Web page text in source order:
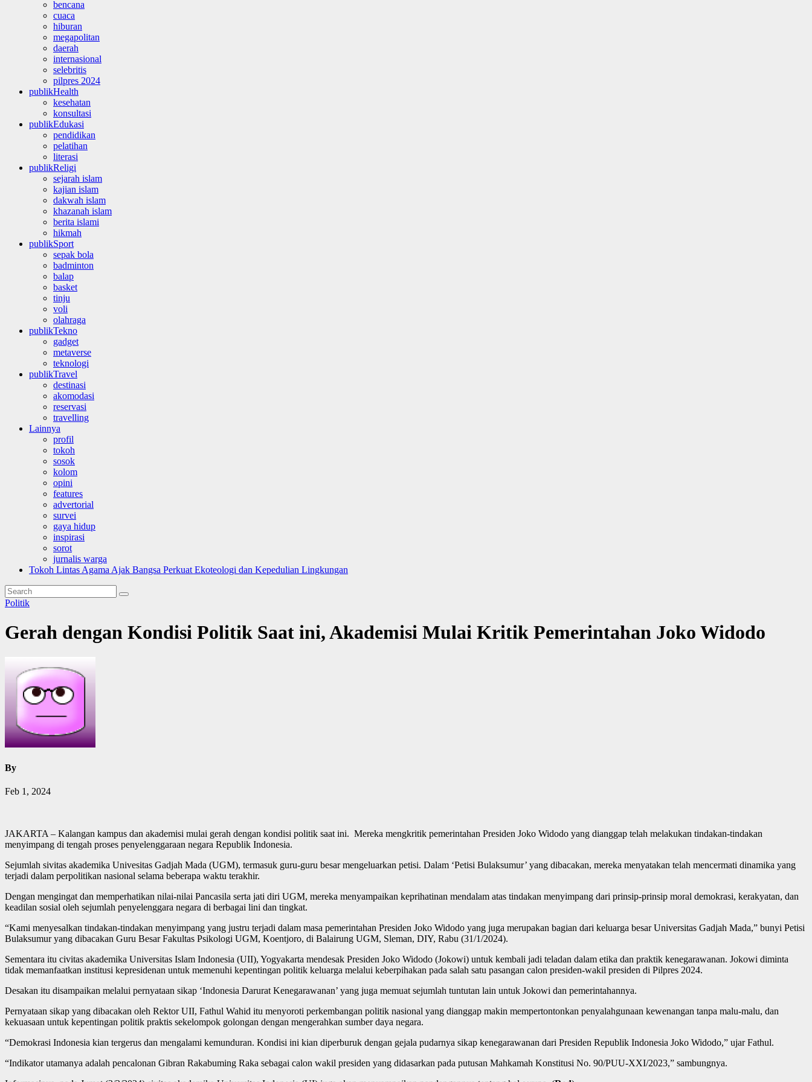
bencana
cuaca
hiburan
megapolitan
daerah
internasional
selebritis
pilpres 2024
publikHealth
kesehatan
konsultasi
publikEdukasi
pendidikan
pelatihan
literasi
publikReligi
sejarah islam
kajian islam
dakwah islam
khazanah islam
berita islami
hikmah
publikSport
sepak bola
badminton
balap
basket
tinju
voli
olahraga
publikTekno
gadget
metaverse
teknologi
publikTravel
destinasi
akomodasi
reservasi
travelling
Lainnya
profil
tokoh
sosok
kolom
opini
features
advertorial
survei
gaya hidup
inspirasi
sorot
jurnalis warga
Tokoh Lintas Agama Ajak Bangsa Perkuat Ekoteologi dan Kepedulian Lingkungan
Politik
Gerah dengan Kondisi Politik Saat ini, Akademisi Mulai Kritik Pemerintahan Joko Widodo
By
Feb 1, 2024
JAKARTA – Kalangan kampus dan akademisi mulai gerah dengan kondisi politik saat ini. Mereka mengkritik pemerintahan Presiden Joko Widodo yang dianggap telah melakukan tindakan-tindakan
menyimpang di tengah proses penyelenggaraan negara Republik Indonesia.
Sejumlah sivitas akademika Univesitas Gadjah Mada (UGM), termasuk guru-guru besar mengeluarkan petisi. Dalam ‘Petisi Bulaksumur’ yang dibacakan, mereka menyatakan telah mencermati dinamika yang
terjadi dalam perpolitikan nasional selama beberapa waktu terakhir.
Dengan mengingat dan memperhatikan nilai-nilai Pancasila serta jati diri UGM, mereka menyampaikan keprihatinan mendalam atas tindakan menyimpang dari prinsip-prinsip moral demokrasi, kerakyatan, dan
keadilan sosial oleh sejumlah penyelenggara negara di berbagai lini dan tingkat.
“Kami menyesalkan tindakan-tindakan menyimpang yang justru terjadi dalam masa pemerintahan Presiden Joko Widodo yang juga merupakan bagian dari keluarga besar Universitas Gadjah Mada,” bunyi Petisi
Bulaksumur yang dibacakan Guru Besar Fakultas Psikologi UGM, Koentjoro, di Balairung UGM, Sleman, DIY, Rabu (31/1/2024).
Sementara itu civitas akademika Universitas Islam Indonesia (UII), Yogyakarta mendesak Presiden Joko Widodo (Jokowi) untuk kembali jadi teladan dalam etika dan praktik kenegarawanan. Jokowi diminta
tidak memanfaatkan institusi kepresidenan untuk memenuhi kepentingan politik keluarga melalui keberpihakan pada salah satu pasangan calon presiden-wakil presiden di Pilpres 2024.
Desakan itu disampaikan melalui pernyataan sikap ‘Indonesia Darurat Kenegarawanan’ yang juga memuat sejumlah tuntutan lain untuk Jokowi dan pemerintahannya.
Pernyataan sikap yang dibacakan oleh Rektor UII, Fathul Wahid itu menyoroti perkembangan politik nasional yang dianggap makin mempertontonkan penyalahgunaan kewenangan tanpa malu-malu, dan
kekuasaan untuk kepentingan politik praktis sekelompok golongan dengan mengerahkan sumber daya negara.
“Demokrasi Indonesia kian tergerus dan mengalami kemunduran. Kondisi ini kian diperburuk dengan gejala pudarnya sikap kenegarawanan dari Presiden Republik Indonesia Joko Widodo,” ujar Fathul.
“Indikator utamanya adalah pencalonan Gibran Rakabuming Raka sebagai calon wakil presiden yang didasarkan pada putusan Mahkamah Konstitusi No. 90/PUU-XXI/2023,” sambungnya.